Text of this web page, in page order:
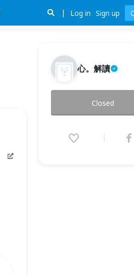
Log in Sign up
心。解讀
2024.12.25 (Wed) 13:00 -
Closed